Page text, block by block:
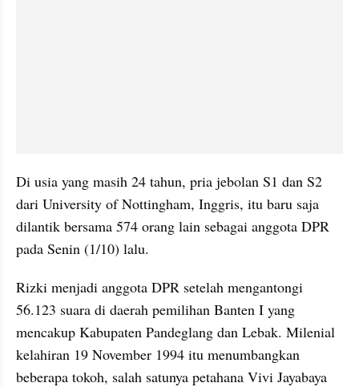
Di usia yang masih 24 tahun, pria jebolan S1 dan S2
dari University of Nottingham, Inggris, itu baru saja
dilantik bersama 574 orang lain sebagai anggota DPR
pada Senin (1/10) lalu.
Rizki menjadi anggota DPR setelah mengantongi
56.123 suara di daerah pemilihan Banten I yang
mencakup Kabupaten Pandeglang dan Lebak. Milenial
kelahiran 19 November 1994 itu menumbangkan
beberapa tokoh, salah satunya petahana Vivi Jayabaya